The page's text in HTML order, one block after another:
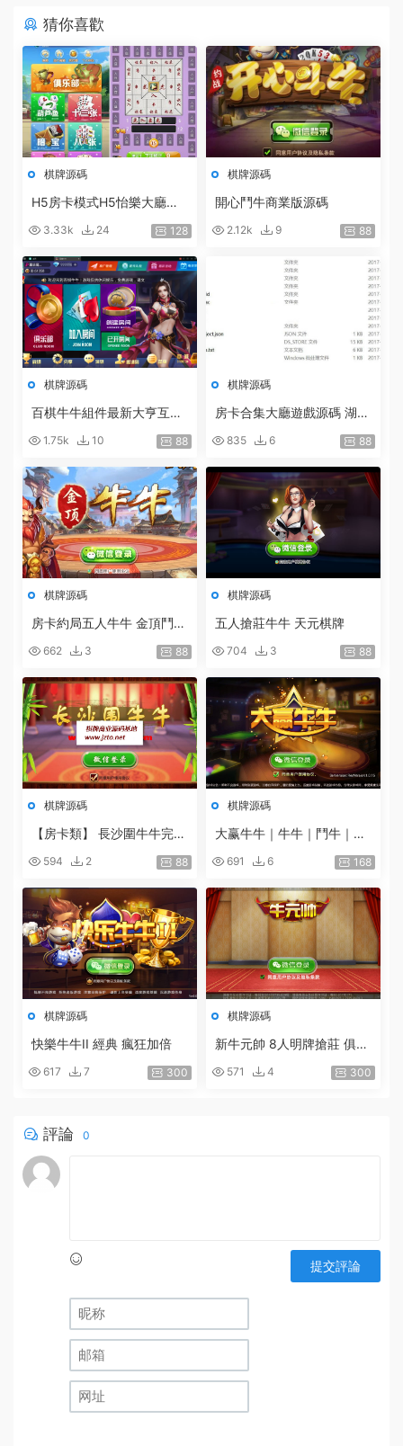
猜你喜歡
棋牌源碼
H5房卡模式H5怡樂大廳
_炸金花房卡遊戲
3.33k 24 128
棋牌源碼
開心鬥牛商業版源碼
2.12k 9 88
棋牌源碼
百棋牛牛組件最新大亨互娛
下載
1.75k 10 88
棋牌源碼
房卡合集大廳遊戲源碼 湖南
牛房卡遊戲 跑得快房卡遊戲
源代碼
835 6 88
棋牌源碼
房卡約局五人牛牛 金頂鬥牛
662 3 88
棋牌源碼
五人搶莊牛牛 天元棋牌
704 3 88
棋牌源碼
【房卡類】 長沙圍牛牛完整
台程序[安卓+IOS]
594 2 88
棋牌源碼
大赢牛牛｜牛牛｜鬥牛｜牛
俱樂部牛牛（微信房卡模
式）
691 6 168
棋牌源碼
快樂牛牛II 經典 瘋狂加倍
617 7 300
棋牌源碼
新牛元帥 8人明牌搶莊 俱樂
571 4 300
評論 0
提交評論